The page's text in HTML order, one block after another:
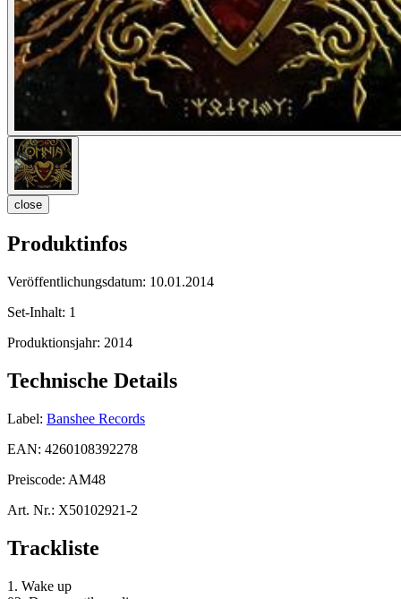
close
Produktinfos
Veröffentlichungsdatum: 10.01.2014
Set-Inhalt: 1
Produktionsjahr: 2014
Technische Details
Label: Banshee Records
EAN: 4260108392278
Preiscode: AM48
Art. Nr.: X50102921-2
Trackliste
1. Wake up